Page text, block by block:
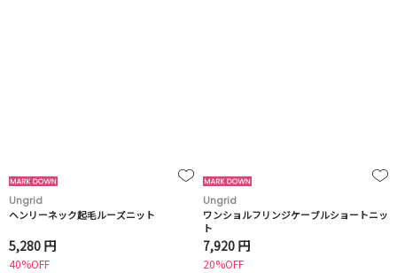
Ungrid
ヘンリーネック起毛ルーズニット
5,280 円
40%OFF
Ungrid
ワンショルフリンジケーブルショートニッ
ト
7,920 円
20%OFF